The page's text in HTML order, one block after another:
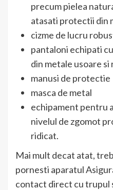
precum pielea
atasati protectii din
cizme de lucru
pantaloni echipati
din metale usoare
manusi de protectie
masca de metal
echipament pentru
nivelul de zgomot
ridicat.
Mai mult decat atat,
pornesti aparatul
contact direct cu trupul